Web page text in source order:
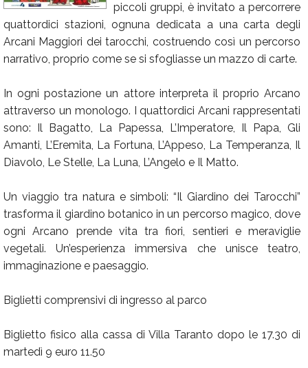
Annunci
piccoli gruppi, è invitato a percorrere
quattordici stazioni, ognuna dedicata a una carta degli
Arcani Maggiori dei tarocchi, costruendo così un percorso
narrativo, proprio come se si sfogliasse un mazzo di carte.
In ogni postazione un attore interpreta il proprio Arcano
attraverso un monologo. I quattordici Arcani rappresentati
sono: Il Bagatto, La Papessa, L’Imperatore, Il Papa, Gli
Amanti, L’Eremita, La Fortuna, L’Appeso, La Temperanza, Il
Diavolo, Le Stelle, La Luna, L’Angelo e Il Matto.
Un viaggio tra natura e simboli: “Il Giardino dei Tarocchi”
trasforma il giardino botanico in un percorso magico, dove
ogni Arcano prende vita tra fiori, sentieri e meraviglie
vegetali. Un’esperienza immersiva che unisce teatro,
immaginazione e paesaggio.
Biglietti comprensivi di ingresso al parco
Biglietto fisico alla cassa di Villa Taranto dopo le 17.30 di
martedì 9 euro 11.50